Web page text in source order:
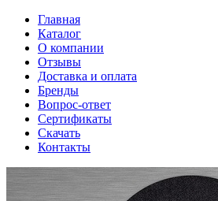
Главная
Каталог
О компании
Отзывы
Доставка и оплата
Бренды
Вопрос-ответ
Сертификаты
Скачать
Контакты